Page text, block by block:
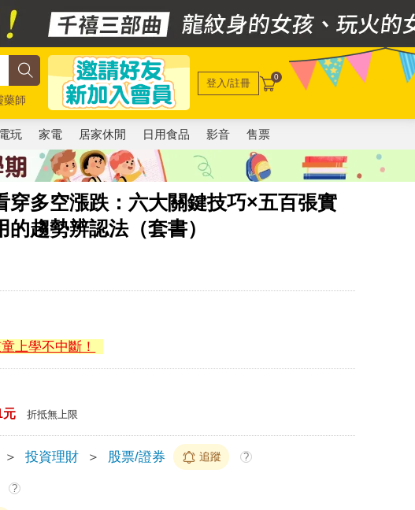
藥師
登入/註冊 0
玩 家電 居家休閒 日用食品 影音 售票
多空漲跌：六大關鍵技巧×五百張實
趨勢辨認法（套書）
上學不中斷！
元 折抵無上限
＞ 投資理財 ＞ 股票/證券 追蹤 ?
?